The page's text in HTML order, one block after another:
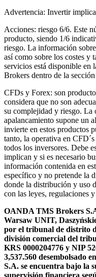
Advertencia: Invertir
Acciones: riesgo 6/6. Este
producto, siendo 1/6
riesgo. La información
así como sobre los costes y
servicios está disponible
Brokers dentro de la
CFDs y Forex: son
considera que no son
su complejidad y riesgo. La
apalancamiento supone un
invierte en estos productos
tanto, la operativa en
todos los inversores. Debe
implican y si es necesario
información contenida en
específico y no pretende la
donde la distribución y uso
con las leyes, regulaciones
OANDA TMS Brokers
Warsaw UNIT,
por el tribunal de distrito
división comercial del
KRS 0000204776 y NIP
3,537.560 desembolsado
S.A. se encuentra bajo la